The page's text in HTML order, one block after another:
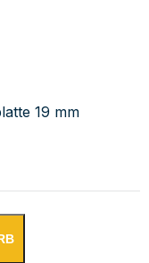
19 mm
|